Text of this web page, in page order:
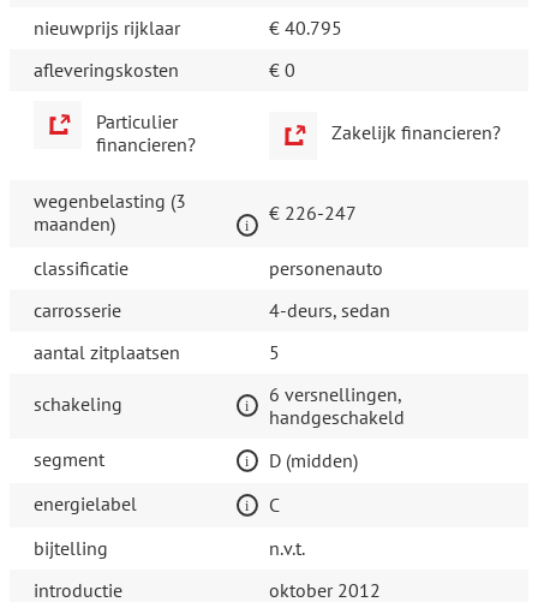
nieuwprijs rijklaar
€ 40.795
afleveringskosten
€ 0
Particulier
financieren?
Zakelijk financieren?
wegenbelasting (3
maanden)
€ 226-247
classificatie
personenauto
carrosserie
4-deurs, sedan
aantal zitplaatsen
5
schakeling
6 versnellingen,
handgeschakeld
segment
D (midden)
energielabel
C
bijtelling
n.v.t.
introductie
oktober 2012